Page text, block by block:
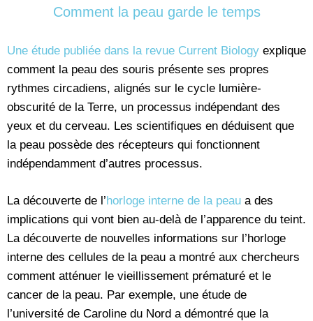
Comment la peau garde le temps
Une étude publiée dans la revue Current Biology explique
comment la peau des souris présente ses propres
rythmes circadiens, alignés sur le cycle lumière-
obscurité de la Terre, un processus indépendant des
yeux et du cerveau. Les scientifiques en déduisent que
la peau possède des récepteurs qui fonctionnent
indépendamment d’autres processus.
La découverte de l’horloge interne de la peau a des
implications qui vont bien au-delà de l’apparence du teint.
La découverte de nouvelles informations sur l’horloge
interne des cellules de la peau a montré aux chercheurs
comment atténuer le vieillissement prématuré et le
cancer de la peau. Par exemple, une étude de
l’université de Caroline du Nord a démontré que la